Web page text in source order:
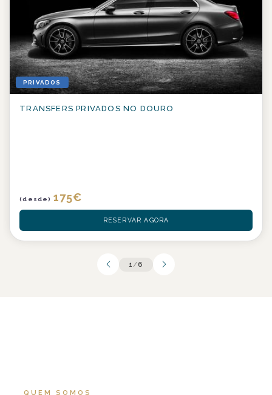
PRIVADOS
TRANSFERS PRIVADOS NO DOURO
(desde) 175€
RESERVAR AGORA
1/6
QUEM SOMOS